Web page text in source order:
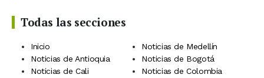
Todas las secciones
Inicio
Noticias de Medellín
Noticias de Antioquia
Noticias de Bogotá
Noticias de Cali
Noticias de Colombia